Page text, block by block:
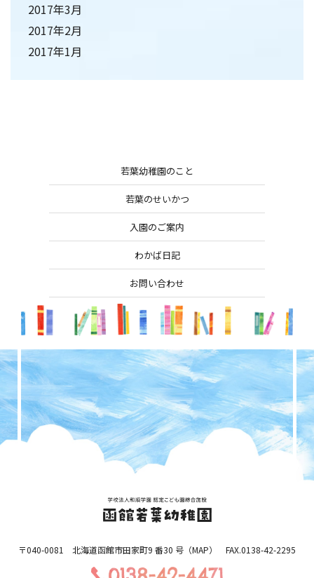
2017年3月
2017年2月
2017年1月
若葉幼稚園のこと
若葉のせいかつ
入園のご案内
わかば日記
お問い合わせ
〒040-0081 北海道函館市田家町9 番30 号（MAP） FAX.0138-42-2295